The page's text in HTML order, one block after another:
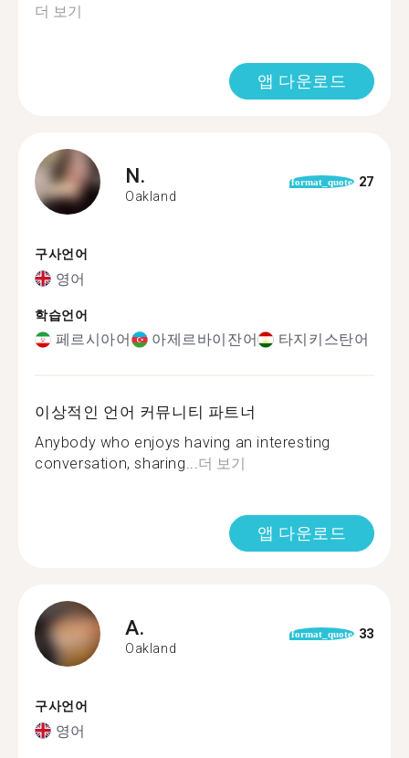
더 보기
앱 다운로드
N.
Oakland
format_quote 27
구사언어
영어
학습언어
페르시아어 아제르바이잔어 타지키스탄어
이상적인 언어 커뮤니티 파트너
Anybody who enjoys having an interesting
conversation, sharing...더 보기
앱 다운로드
A.
Oakland
format_quote 33
구사언어
영어